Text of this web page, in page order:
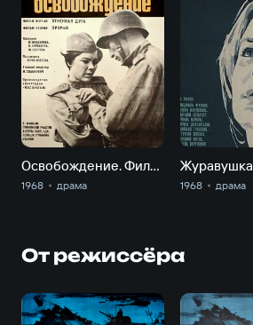
Освобождение. Фильм 1. Огненная дуга
1968 драма
Журавушка
1968 драма
От режиссёра